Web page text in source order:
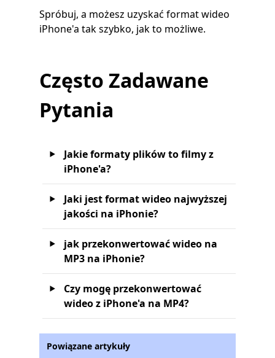
Spróbuj, a możesz uzyskać format wideo
iPhone'a tak szybko, jak to możliwe.
Często Zadawane
Pytania
Jakie formaty plików to filmy z
iPhone'a?
Jaki jest format wideo najwyższej
jakości na iPhonie?
jak przekonwertować wideo na
MP3 na iPhonie?
Czy mogę przekonwertować
wideo z iPhone'a na MP4?
Powiązane artykuły